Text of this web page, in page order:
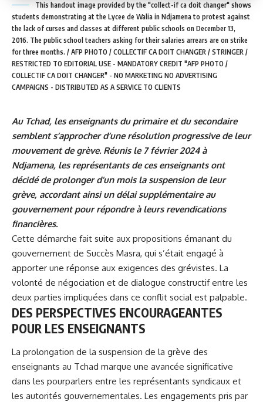
This handout image provided by the "collect-if ca doit changer" shows
students demonstrating at the Lycee de Walia in Ndjamena to protest against
the lack of curses and classes at different public schools on December 13,
2016. The public school teachers asking for their salaries arrears are on strike
for three months. / AFP PHOTO / COLLECTIF CA DOIT CHANGER / STRINGER /
RESTRICTED TO EDITORIAL USE - MANDATORY CREDIT "AFP PHOTO /
COLLECTIF CA DOIT CHANGER" - NO MARKETING NO ADVERTISING
CAMPAIGNS - DISTRIBUTED AS A SERVICE TO CLIENTS
Au Tchad, les enseignants du primaire et du secondaire
semblent s’approcher d’une résolution progressive de leur
mouvement de grève. Réunis le 7 février 2024 à
Ndjamena, les représentants de ces enseignants ont
décidé de prolonger d’un mois la suspension de leur
grève, accordant ainsi un délai supplémentaire au
gouvernement pour répondre à leurs revendications
financières.
Cette démarche fait suite aux propositions émanant du
gouvernement de Succès Masra, qui s’était engagé à
apporter une réponse aux exigences des grévistes. La
volonté de négociation et de dialogue constructif entre les
deux parties impliquées dans ce conflit social est palpable.
DES PERSPECTIVES ENCOURAGEANTES
POUR LES ENSEIGNANTS
La prolongation de la suspension de la grève des
enseignants au Tchad marque une avancée significative
dans les pourparlers entre les représentants syndicaux et
les autorités gouvernementales. Les engagements pris par